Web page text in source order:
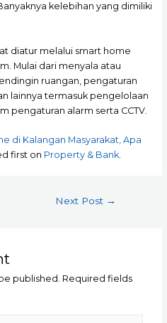
kelebihan yang dimiliki
diatur melalui smart home
Mulai dari menyala atau
ruangan, pengaturan
lainnya termasuk pengelolaan
pengaturan alarm serta CCTV.
di Kalangan Masyarakat, Apa
first on Property & Bank.
Next Post →
published. Required fields